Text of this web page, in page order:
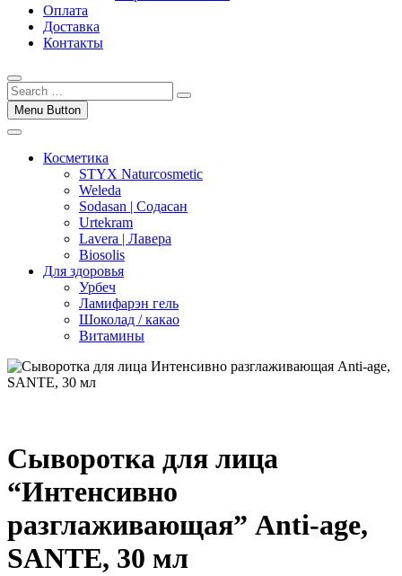
Оплата
Доставка
Контакты
Menu Button
Косметика
STYX Naturcosmetic
Weleda
Sodasan | Содасан
Urtekram
Lavera | Лавера
Biosolis
Для здоровья
Урбеч
Ламифарэн гель
Шоколад / какао
Витамины
Сыворотка для лица
“Интенсивно
разглаживающая” Anti-age,
SANTE, 30 мл